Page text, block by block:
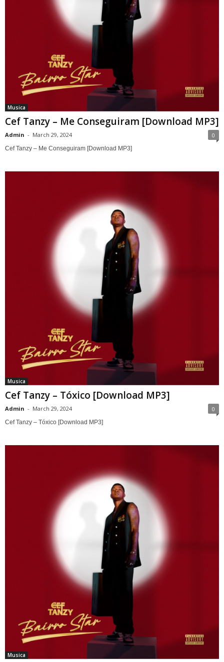
Musica
Cef Tanzy – Me Conseguiram [Download MP3]
Admin - March 29, 2024 0
Cef Tanzy – Me Conseguiram [Download MP3]
Musica
Cef Tanzy – Tóxico [Download MP3]
Admin - March 29, 2024 0
Cef Tanzy – Tóxico [Download MP3]
Musica